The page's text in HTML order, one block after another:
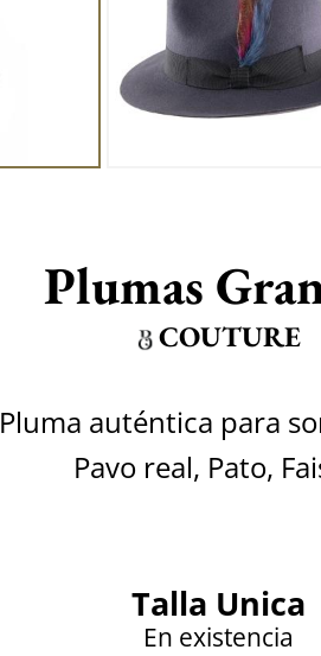
Plumas
COUTURE
Pluma auténtica para
Pavo real, Pato,
Talla Unica
En existencia